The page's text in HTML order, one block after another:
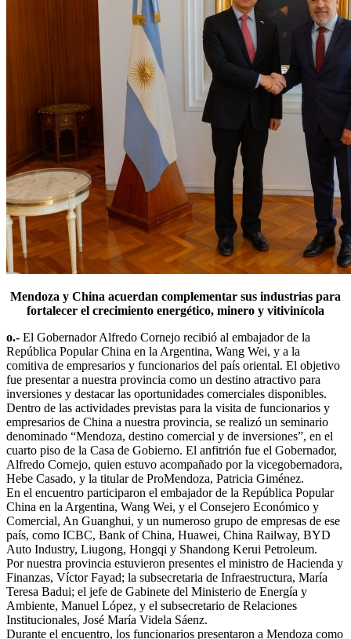
Mendoza y China acuerdan complementar sus industrias para
fortalecer el crecimiento energético, minero y vitivinícola
o.- El Gobernador Alfredo Cornejo recibió al embajador de la
República Popular China en la Argentina, Wang Wei, y a la
comitiva de empresarios y funcionarios del país oriental. El objetivo
fue presentar a nuestra provincia como un destino atractivo para
inversiones y destacar las oportunidades comerciales disponibles.
Dentro de las actividades previstas para la visita de funcionarios y
empresarios de China a nuestra provincia, se realizó un seminario
denominado “Mendoza, destino comercial y de inversiones”, en el
cuarto piso de la Casa de Gobierno. El anfitrión fue el Gobernador,
Alfredo Cornejo, quien estuvo acompañado por la vicegobernadora,
Hebe Casado, y la titular de ProMendoza, Patricia Giménez.
En el encuentro participaron el embajador de la República Popular
China en la Argentina, Wang Wei, y el Consejero Económico y
Comercial, An Guanghui, y un numeroso grupo de empresas de ese
país, como ICBC, Bank of China, Huawei, China Railway, BYD
Auto Industry, Liugong, Hongqi y Shandong Kerui Petroleum.
Por nuestra provincia estuvieron presentes el ministro de Hacienda y
Finanzas, Víctor Fayad; la subsecretaria de Infraestructura, María
Teresa Badui; el jefe de Gabinete del Ministerio de Energía y
Ambiente, Manuel López, y el subsecretario de Relaciones
Institucionales, José María Videla Sáenz.
Durante el encuentro, los funcionarios presentaron a Mendoza como